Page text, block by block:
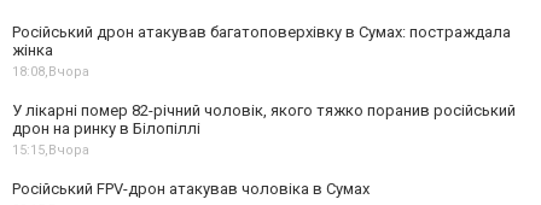
Російський дрон атакував багатоповерхівку в Сумах: постраждала
жінка
18:08,Вчора
У лікарні помер 82-річний чоловік, якого тяжко поранив російський
дрон на ринку в Білопіллі
15:15,Вчора
Російський FPV-дрон атакував чоловіка в Сумах